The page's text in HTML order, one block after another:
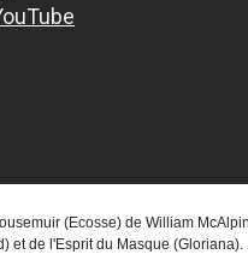
(Ecosse) de William
et de l'Esprit du Masque (Gloriana).